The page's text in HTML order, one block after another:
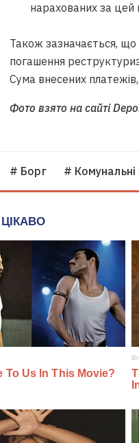
нарахованих за цей
Також зазначається, що
погашення
Сума внесених
Фото взято на сайті
# Борг # Комунальні